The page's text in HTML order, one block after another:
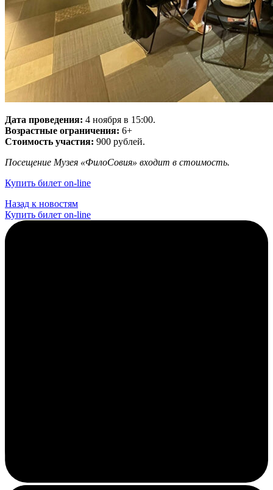
Дата проведения: 4 ноября в 15:00.
Возрастные ограничения: 6+
Стоимость участия: 900 рублей.
Посещение Музея «ФилоСовия» входит в стоимость.
Купить билет on-line
Назад к новостям
Купить билет on-line